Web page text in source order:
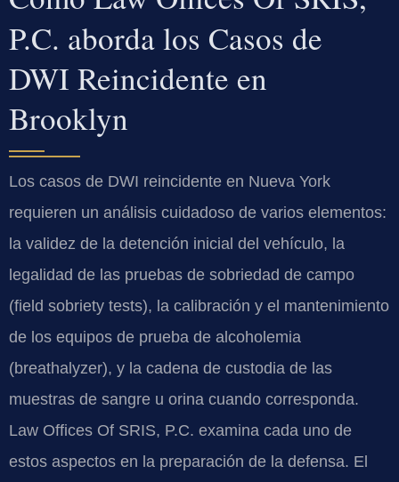
P.C. aborda los Casos de
DWI Reincidente en
Brooklyn
Los casos de DWI reincidente en Nueva York
requieren un análisis cuidadoso de varios elementos:
la validez de la detención inicial del vehículo, la
legalidad de las pruebas de sobriedad de campo
(field sobriety tests), la calibración y el mantenimiento
de los equipos de prueba de alcoholemia
(breathalyzer), y la cadena de custodia de las
muestras de sangre u orina cuando corresponda.
Law Offices Of SRIS, P.C. examina cada uno de
estos aspectos en la preparación de la defensa. El